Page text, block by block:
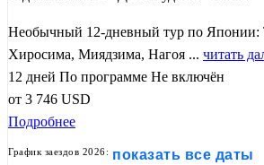
Необычный 12-дневный тур по Японии:
Хиросима, Миядзима, Нагоя ... читать
12 дней По программе Не включён
от 3 746 USD
Подробнее
График заездов 2026: показать все даты